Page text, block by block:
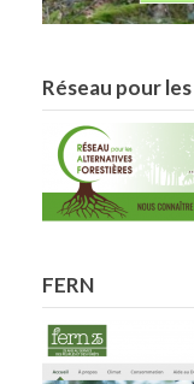
Réseau pour
FERN